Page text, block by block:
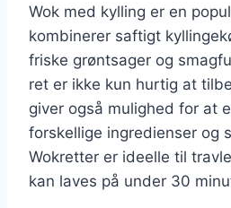
Wok med kylling er en
kombinerer saftigt
friske grøntsager og
ret er ikke kun hurtig at
giver også mulighed for at
forskellige ingredienser og
Wokretter er ideelle til
kan laves på under 30